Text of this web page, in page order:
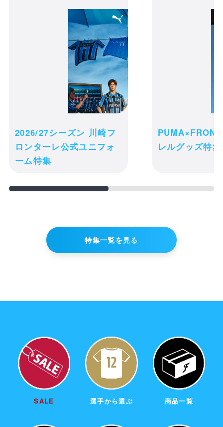
文具3点セット
カートの商品は現時点ではお客様のため
に確保されておりません。商品の在庫状
況によっては、カートに入れた後でも品
切れになる可能性がございます。
ご注文完了後の変更・キャンセル・返
ご了承ください。
購入手続きへ進む
2026/27シーズン 川崎フ
ロンターレ公式ユニフォ
ーム特集
レルグッズ特
特集一覧を見る
SALE 選手から選ぶ 商品一覧